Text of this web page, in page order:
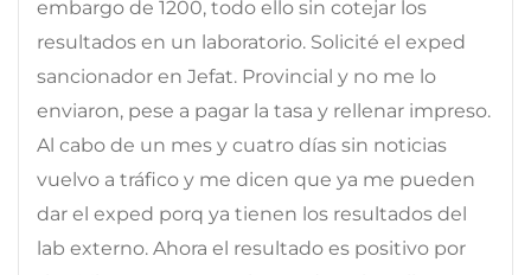
embargo de 1200, todo ello sin cotejar los
resultados en un laboratorio. Solicité el exped
sancionador en Jefat. Provincial y no me lo
enviaron, pese a pagar la tasa y rellenar impreso.
Al cabo de un mes y cuatro días sin noticias
vuelvo a tráfico y me dicen que ya me pueden
dar el exped porq ya tienen los resultados del
lab externo. Ahora el resultado es positivo por